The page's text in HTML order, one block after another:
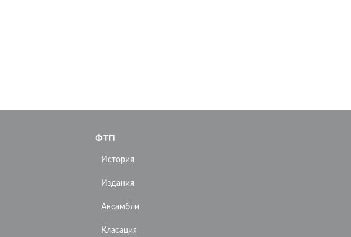
ФТП
История
Издания
Ансамбли
Класация